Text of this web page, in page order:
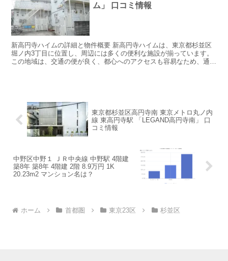
ム」 口コミ情報
新高円寺ハイムの詳細と物件概要 新高円寺ハイムは、東京都杉並区
堀ノ内3丁目に位置し、周辺には多くの便利な施設が揃っています。
この地域は、交通の便が良く、都心へのアクセスも容易なため、通勤
東京都杉並区高円寺南 東京メトロ丸ノ内
線 東高円寺駅 「LEGAND高円寺南」 口
コミ情報
中野区中野１ ＪＲ中央線 中野駅 4階建
築8年 築8年 4階建 2階 8.9万円 1K
20.23m2 マンション名は？
ホーム 首都圏 東京23区 杉並区